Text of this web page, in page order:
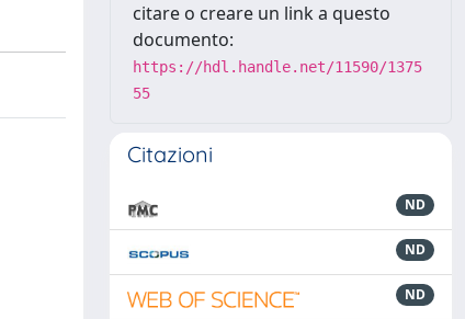
citare o creare un link a questo
documento:
https://hdl.handle.net/11590/1375
55
Citazioni
ND
ND
ND